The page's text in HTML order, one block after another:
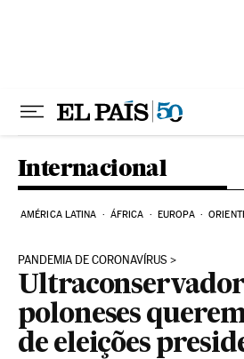
Internacional
AMÉRICA LATINA ÁFRICA EUROPA
PANDEMIA DE CORONAVÍRUS
poloneses
de eleições